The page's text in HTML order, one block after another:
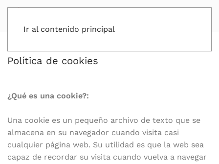
Ir al contenido principal
Política de cookies
¿Qué es una cookie?:
Una cookie es un pequeño archivo de texto que se
almacena en su navegador cuando visita casi
cualquier página web. Su utilidad es que la web sea
capaz de recordar su visita cuando vuelva a navegar